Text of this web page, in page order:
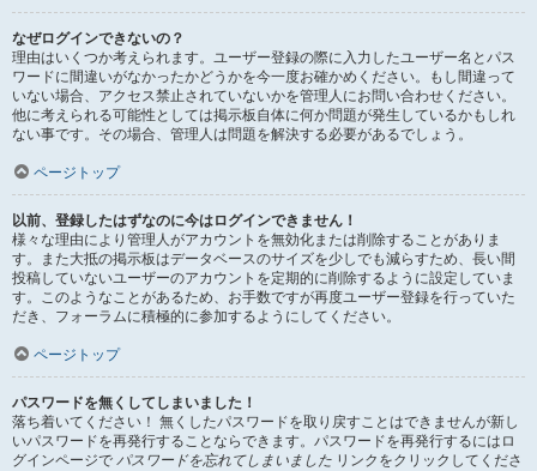
なぜログインできないの？
理由はいくつか考えられます。ユーザー登録の際に入力したユーザー名とパス
ワードに間違いがなかったかどうかを今一度お確かめください。もし間違って
いない場合、アクセス禁止されていないかを管理人にお問い合わせください。
他に考えられる可能性としては掲示板自体に何か問題が発生しているかもしれ
ない事です。その場合、管理人は問題を解決する必要があるでしょう。
ページトップ
以前、登録したはずなのに今はログインできません！
様々な理由により管理人がアカウントを無効化または削除することがありま
す。また大抵の掲示板はデータベースのサイズを少しでも減らすため、長い間
投稿していないユーザーのアカウントを定期的に削除するように設定していま
す。このようなことがあるため、お手数ですが再度ユーザー登録を行っていた
だき、フォーラムに積極的に参加するようにしてください。
ページトップ
パスワードを無くしてしまいました！
落ち着いてください！ 無くしたパスワードを取り戻すことはできませんが新し
いパスワードを再発行することならできます。パスワードを再発行するにはロ
グインページで パスワードを忘れてしまいました リンクをクリックしてくださ